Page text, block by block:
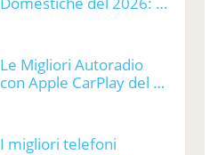
Le Migliori Autoradio
con Apple CarPlay del …
I migliori telefoni